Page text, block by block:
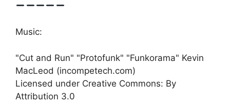
Music:
"Cut and Run" "Protofunk" "Funkorama" Kevin
MacLeod (incompetech.com)
Licensed under Creative Commons: By
Attribution 3.0